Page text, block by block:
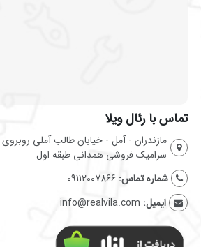
تماس با رئال ویلا
سرامیک فروشی همدانی طبقه اول
شماره تماس: 09112007866
ایمیل: info@realvila.com